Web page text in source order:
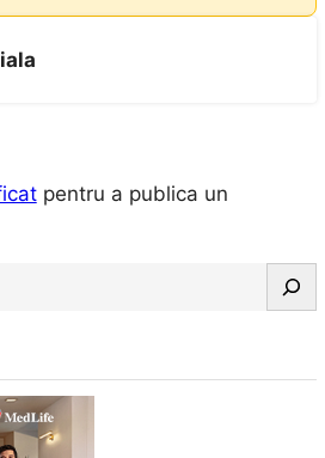
pentru a publica un